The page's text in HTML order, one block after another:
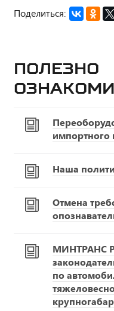
Поделиться:
Полезно
импортного
Наша
Отмена
МИНТРАНС
по